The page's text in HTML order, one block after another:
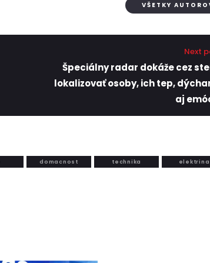
VŠETKY
Next
Špeciálny radar dokáže cez
lokalizovať osoby, ich tep,
aj
domacnost technika elektrina